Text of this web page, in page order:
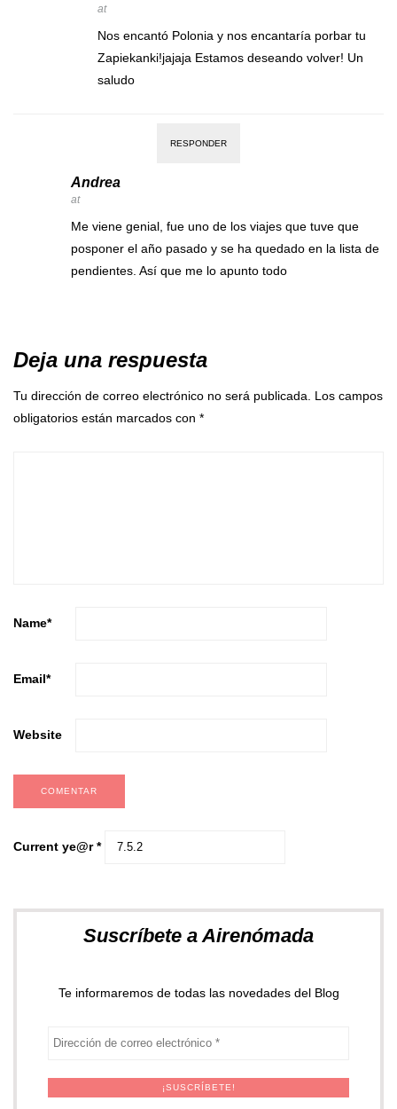
at
Nos encantó Polonia y nos encantaría porbar tu
Zapiekanki!jajaja Estamos deseando volver! Un
saludo
RESPONDER
Andrea
at
Me viene genial, fue uno de los viajes que tuve que
posponer el año pasado y se ha quedado en la lista de
pendientes. Así que me lo apunto todo
Deja una respuesta
Tu dirección de correo electrónico no será publicada.
Los campos
obligatorios están marcados con *
Name*
Email*
Website
Current ye@r*
Suscríbete a Airenómada
Te informaremos de todas las novedades del Blog